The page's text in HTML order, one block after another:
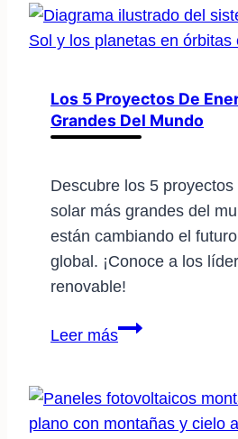
exacto
de
energía
solar
Los 5 Proyectos De
Grandes Del Mundo
Descubre los 5
solar más grandes del
están cambiando el
global. ¡Conoce a los
renovable!
Leer másLos
de
energía